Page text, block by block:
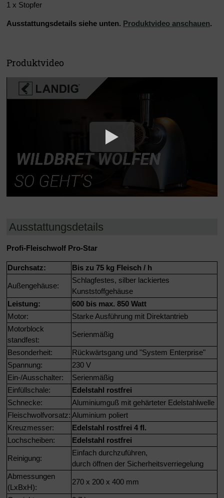
1 x Stopfer
Ausstattungsdetails siehe unten. Produktvideo anschauen.
Produktvideo
Ausstattungsdetails
Profi-Fleischwolf Pro-Star
Durchsatz: Bis zu 75 kg Fleisch / h
Außengehäuse:
Schlagfestes, silber lackiertes
Kunststoffgehäuse
Leistung:
600 bis max. 850 Watt
Motor:
Starke Ausführung mit Direktantrieb
Motorblock
standfest:
Serienmäßig
Besonderheit:
Rückwärtsgang und "System Enterprise"
Spannung:
230 V
Ein-/Ausschalter:
Serienmäßig
Einfüllschale:
Edelstahl rostfrei
Schnecke:
Aluminiumguß mit gehärteter Edelstahlwelle
Fleischwolfvorsatz: Aluminium poliert
Kreuzmesser:
Edelstahl rostfrei 4 fl.
Lochscheiben:
Edelstahl rostfrei
Reinigung:
Einfach durchzuführen,
durch öffnen der Sicherheitsverriegelung
Abmessungen
(LxBxH):
270 x 200 x 400 mm